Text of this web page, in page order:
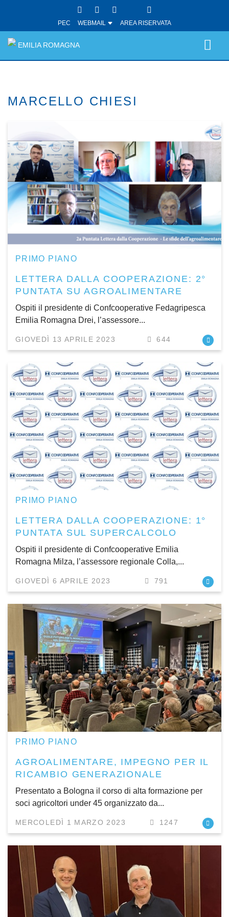
PEC WEBMAIL AREA RISERVATA
EMILIA ROMAGNA
MARCELLO CHIESI
PRIMO PIANO
LETTERA DALLA COOPERAZIONE: 2°
PUNTATA SU AGROALIMENTARE
Ospiti il presidente di Confcooperative Fedagripesca
Emilia Romagna Drei, l’assessore...
GIOVEDÌ 13 APRILE 2023 644
PRIMO PIANO
LETTERA DALLA COOPERAZIONE: 1°
PUNTATA SUL SUPERCALCOLO
Ospiti il presidente di Confcooperative Emilia
Romagna Milza, l’assessore regionale Colla,...
GIOVEDÌ 6 APRILE 2023 791
PRIMO PIANO
AGROALIMENTARE, IMPEGNO PER IL
RICAMBIO GENERAZIONALE
Presentato a Bologna il corso di alta formazione per
soci agricoltori under 45 organizzato da...
MERCOLEDÌ 1 MARZO 2023 1247